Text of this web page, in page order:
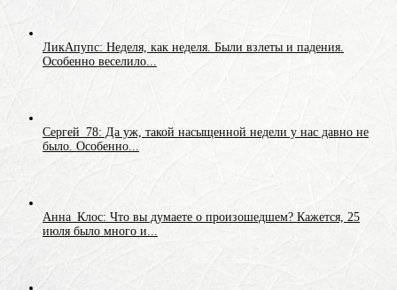
ЛикАпупс: Неделя, как неделя. Были взлеты и падения.
Особенно веселило...
Сергей_78: Да уж, такой насыщенной недели у нас давно не
было. Особенно...
Анна_Клос: Что вы думаете о произошедшем? Кажется, 25
июля было много и...